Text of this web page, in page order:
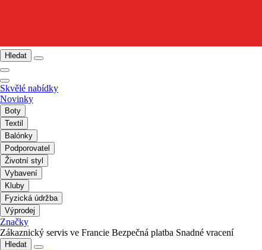
Hledat
Skvělé nabídky
Novinky
Boty
Textil
Balónky
Podporovatel
Životní styl
Vybavení
Kluby
Fyzická údržba
Výprodej
Značky
Zákaznický servis ve Francie Bezpečná platba Snadné vracení
Hledat